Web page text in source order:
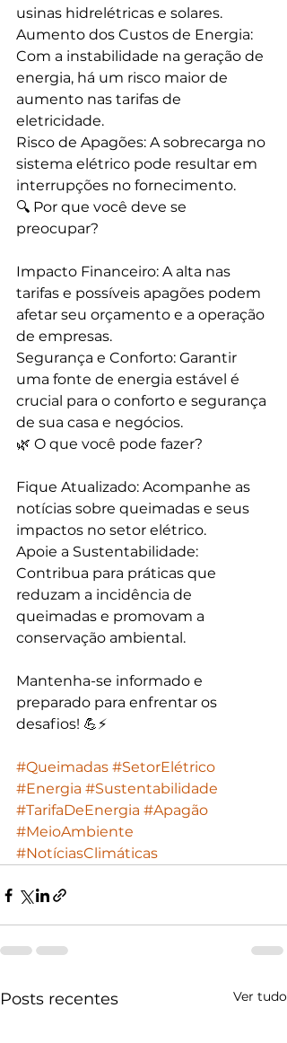
usinas hidrelétricas e solares.
Aumento dos Custos de Energia:
Com a instabilidade na geração de
energia, há um risco maior de
aumento nas tarifas de
eletricidade.
Risco de Apagões: A sobrecarga no
sistema elétrico pode resultar em
interrupções no fornecimento.
🔍 Por que você deve se
preocupar?
Impacto Financeiro: A alta nas
tarifas e possíveis apagões podem
afetar seu orçamento e a operação
de empresas.
Segurança e Conforto: Garantir
uma fonte de energia estável é
crucial para o conforto e segurança
de sua casa e negócios.
🌿 O que você pode fazer?
Fique Atualizado: Acompanhe as
notícias sobre queimadas e seus
impactos no setor elétrico.
Apoie a Sustentabilidade:
Contribua para práticas que
reduzam a incidência de
queimadas e promovam a
conservação ambiental.
Mantenha-se informado e
preparado para enfrentar os
desafios! 💪⚡
#Queimadas #SetorElétrico
#Energia #Sustentabilidade
#TarifaDeEnergia #Apagão
#MeioAmbiente
#NotíciasClimáticas
Posts recentes Ver tudo